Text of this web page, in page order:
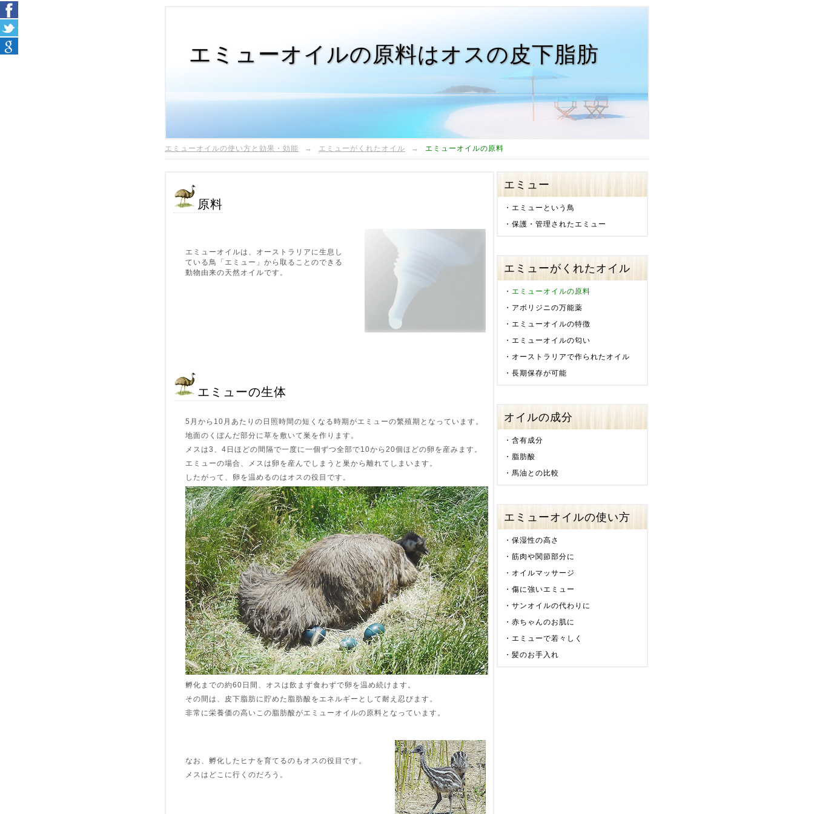
エミューオイルの原料はオスの皮下脂肪
エミューオイルの使い方と効果・効能 → エミューがくれたオイル → エミューオイルの原料
原料
エミューオイルは、オーストラリアに生息し
ている鳥「エミュー」から取ることのできる
動物由来の天然オイルです。
エミューの生体
5月から10月あたりの日照時間の短くなる時期がエミューの繁殖期となっています。
地面のくぼんだ部分に草を敷いて巣を作ります。
メスは3、4日ほどの間隔で一度に一個ずつ全部で10から20個ほどの卵を産みます。
エミューの場合、メスは卵を産んでしまうと巣から離れてしまいます。
したがって、卵を温めるのはオスの役目です。
孵化までの約60日間、オスは飲まず食わずで卵を温め続けます。
その間は、皮下脂肪に貯めた脂肪酸をエネルギーとして耐え忍びます。
非常に栄養価の高いこの脂肪酸がエミューオイルの原料となっています。
なお、孵化したヒナを育てるのもオスの役目です。
メスはどこに行くのだろう。
エミュー
・ エミューという鳥
・ 保護・管理されたエミュー
エミューがくれたオイル
・ エミューオイルの原料
・ アボリジニの万能薬
・ エミューオイルの特徴
・ エミューオイルの匂い
・ オーストラリアで作られたオイル
・ 長期保存が可能
オイルの成分
・ 含有成分
・ 脂肪酸
・ 馬油との比較
エミューオイルの使い方
・ 保湿性の高さ
・ 筋肉や関節部分に
・ オイルマッサージ
・ 傷に強いエミュー
・ サンオイルの代わりに
・ 赤ちゃんのお肌に
・ エミューで若々しく
・ 髪のお手入れ